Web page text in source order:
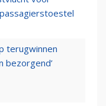
terugwinnen
bezorgend’